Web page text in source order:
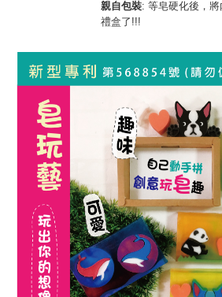
親自包裝: 等皂硬化後，
禮盒了!!!